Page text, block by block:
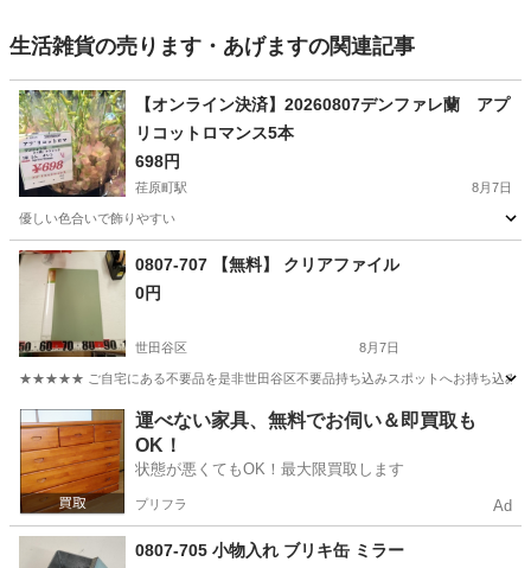
生活雑貨の売ります・あげますの関連記事
【オンライン決済】20260807デンファレ蘭 アプ
リコットロマンス5本
698円
荏原町駅 8月7日
優しい色合いで飾りやすい
東京 大田区 家庭用品 ロマンス
0807-707 【無料】 クリアファイル
0円
世田谷区 8月7日
★★★★★ ご自宅にある不要品を是非世田谷区不要品持ち込みスポットへお持ち込みし
東京 世田谷区 その他 クリアファイル
運べない家具、無料でお伺い＆即買取も
OK！
状態が悪くてもOK！最大限買取します
プリフラ Ad
0807-705 小物入れ ブリキ缶 ミラー